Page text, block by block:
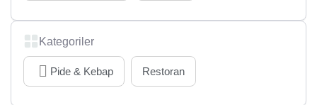
Kategoriler
Pide & Kebap Restoran